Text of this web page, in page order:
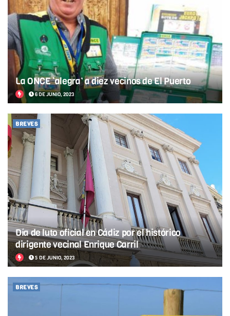
La ONCE ‘alegra’ a diez vecinos de El Puerto
6 DE JUNIO, 2023
BREVES
Día de luto oficial en Cádiz por el histórico
dirigente vecinal Enrique Carril
5 DE JUNIO, 2023
BREVES